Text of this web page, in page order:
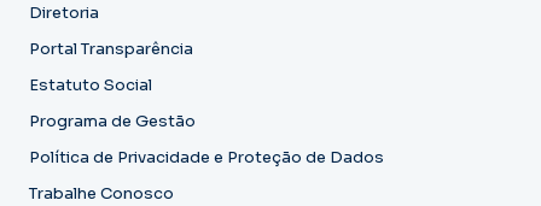
Diretoria
Portal Transparência
Estatuto Social
Programa de Gestão
Política de Privacidade e Proteção de Dados
Trabalhe Conosco